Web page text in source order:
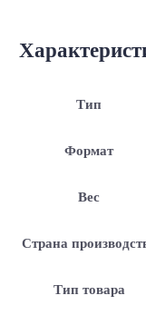
Тип
Формат
Вес
Страна
Тип товара